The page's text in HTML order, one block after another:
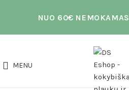
NUO 60€
MENU